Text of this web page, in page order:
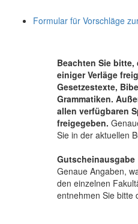
Formular für Vorschläge
Beachten Sie
einiger Verläge
Gesetzestexte,
Grammatiken.
allen verfügbaren
freigegeben.
Sie in der aktuellen
Gutscheinausgabe
Genaue Angaben,
den einzelnen
entnehmen Sie bitte